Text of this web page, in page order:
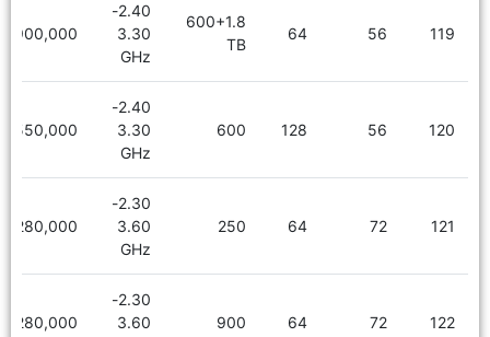
119
56
64
600+1.8
TB
2.40-
3.30
GHz
6,900,000
120
56
128
600
2.40-
3.30
GHz
6,550,000
121
72
64
250
2.30-
3.60
GHz
8,280,000
122
72
64
900
2.30-
3.60
8,280,000